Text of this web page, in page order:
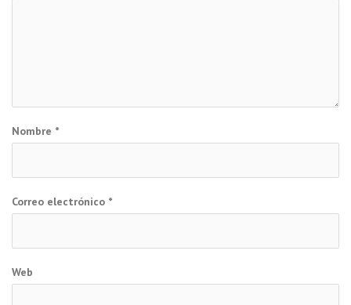
Nombre *
Correo electrónico *
Web